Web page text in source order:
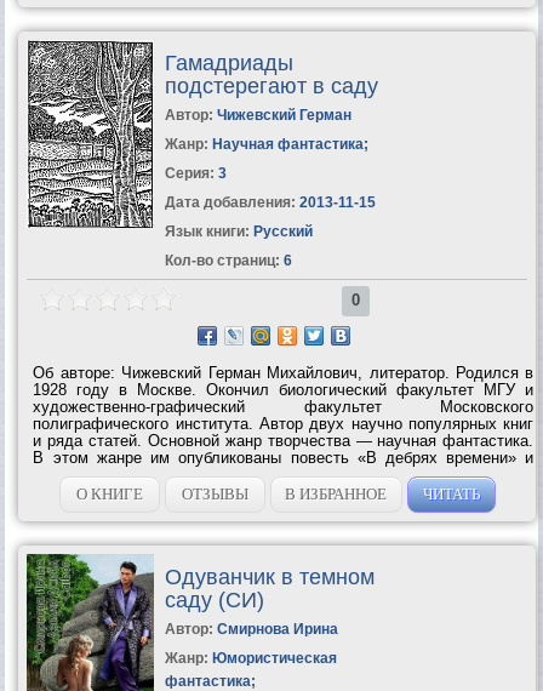
Гамадриады
подстерегают в саду
Автор: Чижевский Герман
Жанр: Научная фантастика;
Серия: 3
Дата добавления: 2013-11-15
Язык книги: Русский
Кол-во страниц: 6
0
Об авторе: Чижевский Герман Михайлович, литератор. Родился в
1928 году в Москве. Окончил биологический факультет МГУ и
художественно-графический факультет Московского
полиграфического института. Автор двух научно популярных книг
и ряда статей. Основной жанр творчества — научная фантастика.
В этом жанре им опубликованы повесть «В дебрях времени» и
несколько рассказов, два из них были напечатаны в нашем
сборнике. В настоящее время...
О КНИГЕ ОТЗЫВЫ В ИЗБРАННОЕ ЧИТАТЬ
Одуванчик в темном
саду (СИ)
Автор: Смирнова Ирина
Жанр: Юмористическая
фантастика;